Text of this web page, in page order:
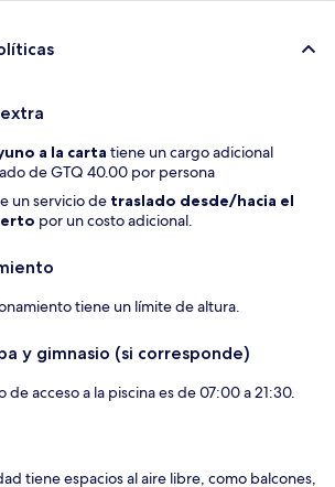
a la carta tiene un cargo adicional
de GTQ 40.00 por persona
un servicio de traslado desde/hacia el
por un costo adicional.
tiene un límite de altura.
y gimnasio (si corresponde)
de acceso a la piscina es de 07:00 a 21:30.
tiene espacios al aire libre, como balcones,